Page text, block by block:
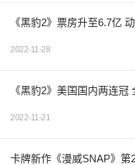
《黑豹2》票房升至6.7亿
2022-11-28
《黑豹2》美国国内两连
2022-11-21
卡牌新作《漫威SNAP》第